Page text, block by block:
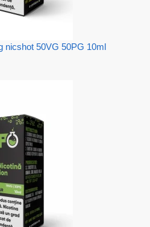
nicshot 50VG 50PG 10ml